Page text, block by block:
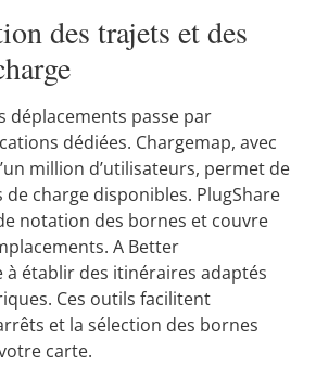
des trajets et des
déplacements passe par
dédiées. Chargemap, avec
million d’utilisateurs, permet de
charge disponibles. PlugShare
notation des bornes et couvre
A Better
à établir des itinéraires adaptés
Ces outils facilitent
et la sélection des bornes
carte.